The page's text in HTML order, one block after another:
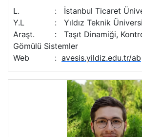
L. :
İstanbul Ticaret
Y.L
:
Yıldız Teknik
Araşt.
:
Taşıt Dinamiği,
Gömülü Sistemler
Web
: avesis.yildiz.edu.tr/ab